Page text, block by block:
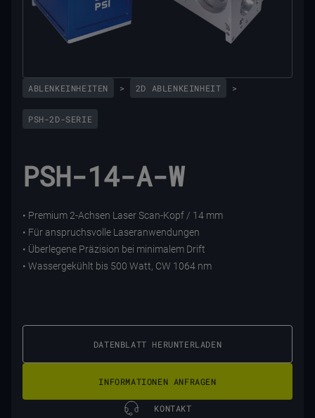
ABLENKEINHEITEN > 2D ABLENKEINHEIT >
PSH-2D-SERIE
PSH-14-A-W
• Premium 2-Achsen Laser Scan-Kopf / 14 mm
• Für anspruchsvolle Laseranwendungen
• Überlegene Präzision bei minimalem Drift
• Wassergekühlt bis 500 Watt, CW 1064 nm
DATENBLATT HERUNTERLADEN
INFORMATIONEN ANFRAGEN
KONTAKT